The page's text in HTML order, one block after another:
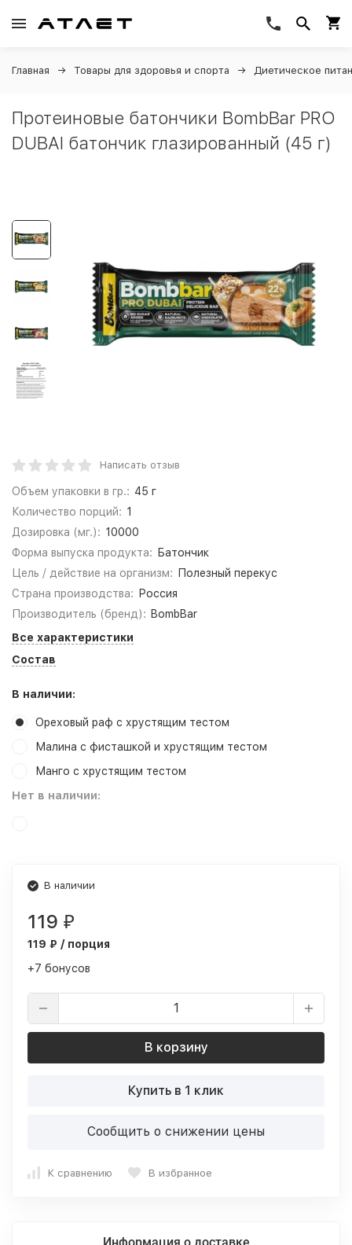
Главная Товары для здоровья и спорта Диетическое
Протеиновые батончики BombBar PRO
DUBAI батончик глазированный (45 г)
Написать отзыв
Объем упаковки в гр.: 45 г
Количество порций: 1
Дозировка (мг.): 10000
Форма выпуска продукта:
Батончик
Цель / действие на организм:
Полезный перекус
Страна производства:
Россия
Производитель (бренд): BombBar
Все характеристики
Состав
В наличии:
Ореховый раф с хрустящим тестом
Малина с фисташкой и хрустящим тестом
Манго с хрустящим тестом
Нет в наличии:
В наличии
119 ₽
119 ₽ / порция
+7 бонусов
В корзину
Купить в 1 клик
Сообщить о снижении цены
К сравнению В избранное